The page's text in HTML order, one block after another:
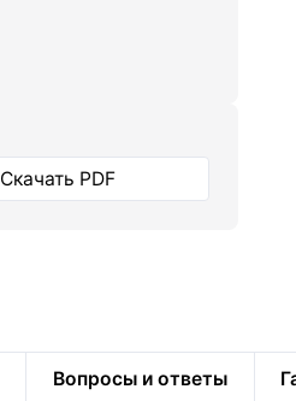
Скачать PDF
Вопросы и ответы